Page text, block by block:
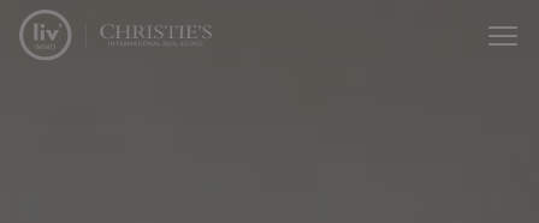
Menu overslaan en naar de inhoud gaan